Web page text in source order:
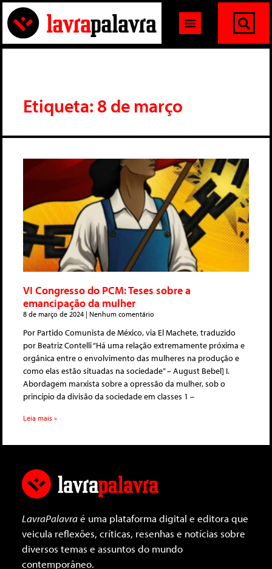
Etiqueta: 8 de março
VI Congresso do PCM: Teses sobre a
emancipação da mulher
8 de março de 2024 Nenhum comentário
Por Partido Comunista de México, via El Machete, traduzido
por Beatriz Contelli “Há uma relação extremamente próxima​ ​e
orgânica entre o envolvimento das mulheres​ ​na produção e
como elas estão​ ​situadas na sociedade” – August Bebel] I.
Abordagem marxista sobre a opressão da mulher, sob o
princípio da divisão da sociedade em classes 1 –
Leia mais »
LavraPalavraé uma plataforma digital e editora que
veicula reflexões, críticas, resenhas e notícias sobre
diversos temas e assuntos do mundo
contemporâneo.